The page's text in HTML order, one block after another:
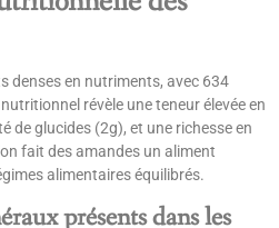
denses en nutriments, avec 634
révèle une teneur élevée en
de glucides (2g), et une richesse en
fait des amandes un aliment
alimentaires équilibrés.
présents dans les